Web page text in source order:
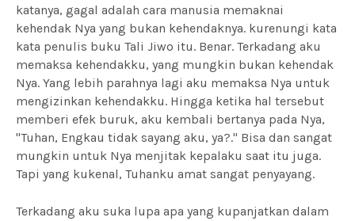
katanya, gagal adalah cara manusia memaknai
kehendak Nya yang bukan kehendaknya. kurenungi kata
kata penulis buku Tali Jiwo itu. Benar. Terkadang aku
memaksa kehendakku, yang mungkin bukan kehendak
Nya. Yang lebih parahnya lagi aku memaksa Nya untuk
mengizinkan kehendakku. Hingga ketika hal tersebut
memberi efek buruk, aku kembali bertanya pada Nya,
"Tuhan, Engkau tidak sayang aku, ya?." Bisa dan sangat
mungkin untuk Nya menjitak kepalaku saat itu juga.
Tapi yang kukenal, Tuhanku amat sangat penyayang.
Terkadang aku suka lupa apa yang kupanjatkan dalam